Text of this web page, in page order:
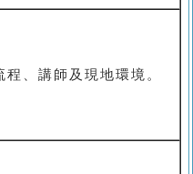
程、講師及現地環境。